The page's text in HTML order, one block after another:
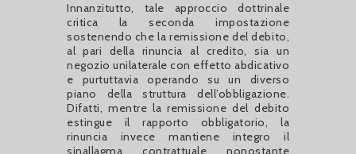
Innanzitutto, tale approccio dottrinale
critica la seconda impostazione
sostenendo che la remissione del debito,
al pari della rinuncia al credito, sia un
negozio unilaterale con effetto abdicativo
e purtuttavia operando su un diverso
piano della struttura dell’obbligazione.
Difatti, mentre la remissione del debito
estingue il rapporto obbligatorio, la
rinuncia invece mantiene integro il
sinallagma contrattuale nonostante